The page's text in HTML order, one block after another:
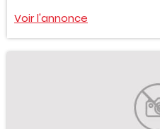
Voir l'annonce